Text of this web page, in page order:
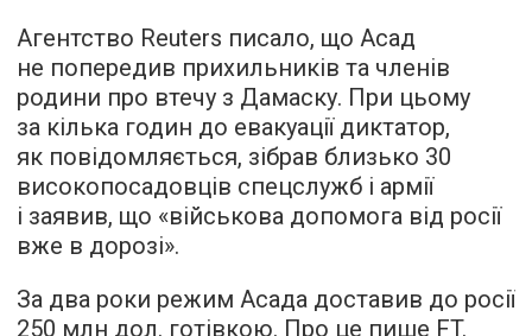
Агентство Reuters писало, що Асад
не попередив прихильників та членів
родини про втечу з Дамаску. При цьому
за кілька годин до евакуації диктатор,
як повідомляється, зібрав близько 30
високопосадовців спецслужб і армії
і заявив, що «військова допомога від росії
вже в дорозі».
За два роки режим Асада доставив до росії
250 млн дол. готівкою. Про це пише FT.